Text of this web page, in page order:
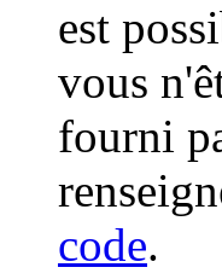
est
vous
fourni
code.